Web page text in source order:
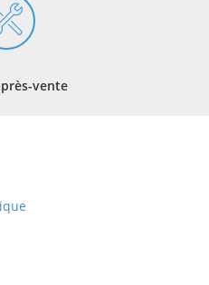
vente